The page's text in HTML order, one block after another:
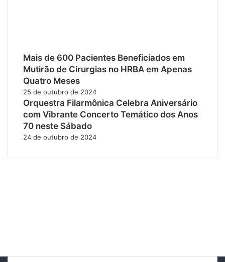
Mais de 600 Pacientes Beneficiados em
Mutirão de Cirurgias no HRBA em Apenas
Quatro Meses
25 de outubro de 2024
Orquestra Filarmônica Celebra Aniversário
com Vibrante Concerto Temático dos Anos
70 neste Sábado
24 de outubro de 2024